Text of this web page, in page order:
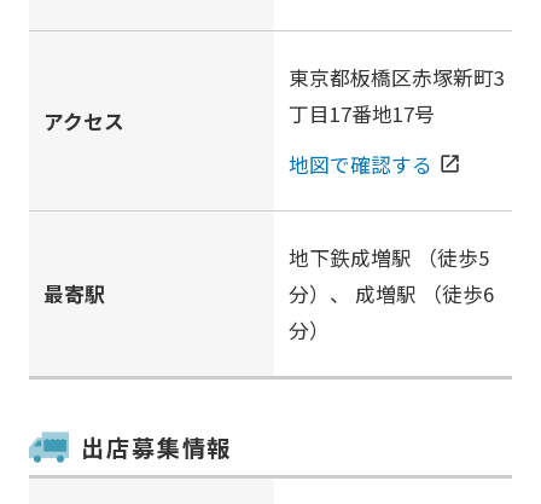
アクセス
東京都板橋区赤塚新町3
丁目17番地17号
地図で確認する open_in_new
最寄駅
地下鉄成増駅
（徒歩5
分）、 成増駅
（徒歩6
分）
出店募集情報